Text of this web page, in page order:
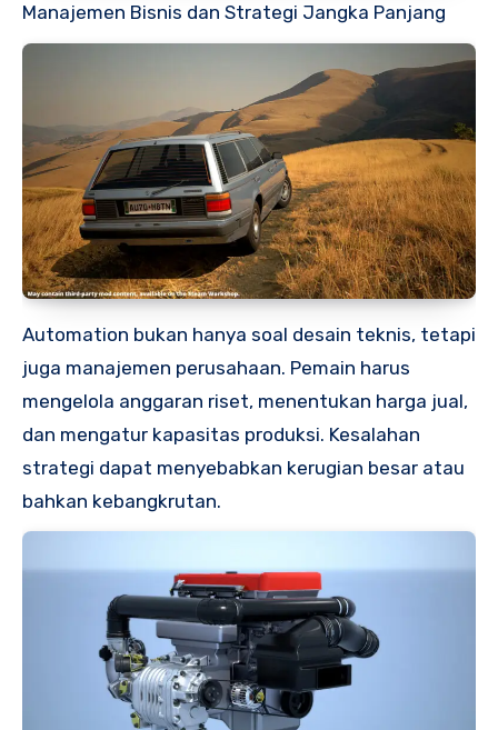
Manajemen Bisnis dan Strategi Jangka Panjang
Automation bukan hanya soal desain teknis, tetapi
juga manajemen perusahaan. Pemain harus
mengelola anggaran riset, menentukan harga jual,
dan mengatur kapasitas produksi. Kesalahan
strategi dapat menyebabkan kerugian besar atau
bahkan kebangkrutan.